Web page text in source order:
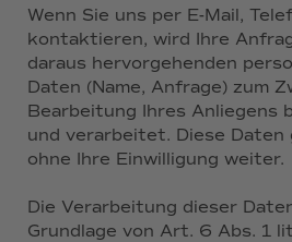
Wenn Sie uns per E-Mail,
kontaktieren, wird Ihre
daraus hervorgehenden
Daten (Name, Anfrage) zum
Bearbeitung Ihres Anliegens
und verarbeitet. Diese Daten
ohne Ihre Einwilligung weiter.
Die Verarbeitung dieser
Grundlage von Art. 6 Abs. 1